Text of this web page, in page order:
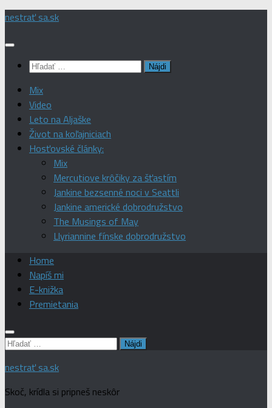
Preskočiť
obsah
nestrať sa.sk
Hľadať:
Mix
Video
Leto na Aljaške
Život na koľajniciach
Hosťovské články:
Mix
Mercutiove krôčiky za šťastím
Jankine bezsenné noci v Seattli
Jankine americké dobrodružstvo
The Musings of May
Llyriannine fínske dobrodružstvo
Home
Napíš mi
E-knižka
Premietania
Hľadať:
nestrať sa.sk
Skoč, krídla si pripneš neskôr